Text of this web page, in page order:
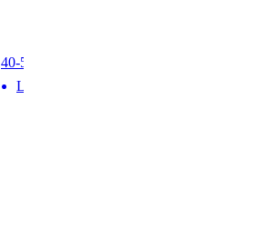
40-50 min
Level 1